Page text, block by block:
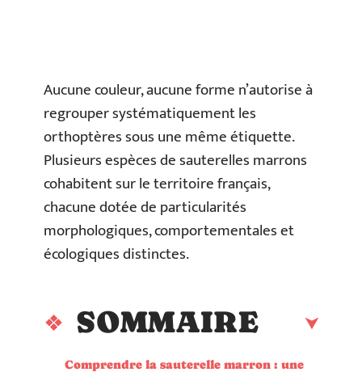
Aucune couleur, aucune forme n’autorise à
regrouper systématiquement les
orthoptères sous une même étiquette.
Plusieurs espèces de sauterelles marrons
cohabitent sur le territoire français,
chacune dotée de particularités
morphologiques, comportementales et
écologiques distinctes.
SOMMAIRE
Comprendre la sauterelle marron : une